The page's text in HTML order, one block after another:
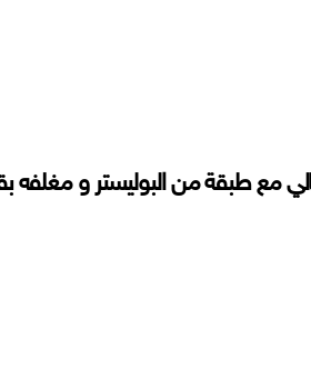
مع طبقة من البوليستر و